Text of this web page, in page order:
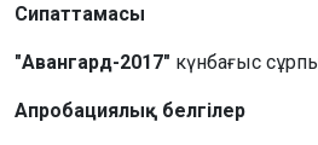
Сипаттамасы
"Авангард-2017" күнбағыс сұрпы
Апробациялық белгілер